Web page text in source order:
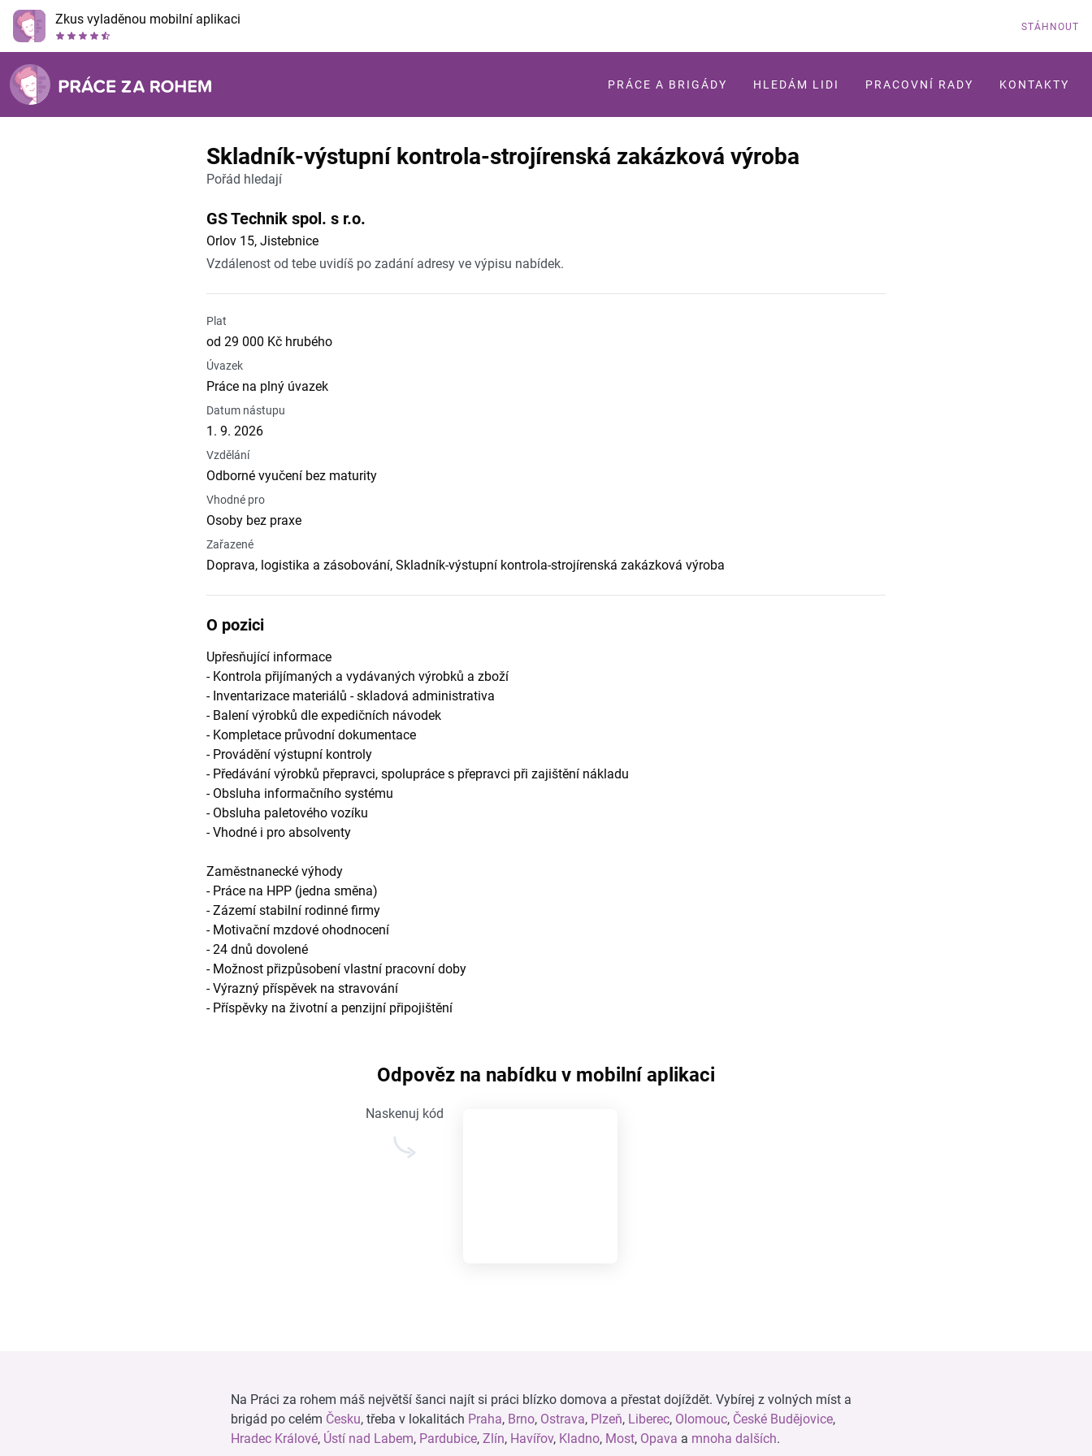
Zkus vyladěnou mobilní aplikaci STÁHNOUT
PRÁCE A BRIGÁDY HLEDÁM LIDI PRACOVNÍ RADY KONTAKTY
Skladník-výstupní kontrola-strojírenská zakázková výroba
Pořád hledají
GS Technik spol. s r.o.
Orlov 15, Jistebnice
Vzdálenost od tebe uvidíš po zadání adresy ve výpisu nabídek.
Plat
od 29 000 Kč hrubého
Úvazek
Práce na plný úvazek
Datum nástupu
1. 9. 2026
Vzdělání
Odborné vyučení bez maturity
Vhodné pro
Osoby bez praxe
Zařazené
Doprava, logistika a zásobování, Skladník-výstupní kontrola-strojírenská zakázková výroba
O pozici
Upřesňující informace
- Kontrola přijímaných a vydávaných výrobků a zboží
- Inventarizace materiálů - skladová administrativa
- Balení výrobků dle expedičních návodek
- Kompletace průvodní dokumentace
- Provádění výstupní kontroly
- Předávání výrobků přepravci, spolupráce s přepravci při zajištění nákladu
- Obsluha informačního systému
- Obsluha paletového vozíku
- Vhodné i pro absolventy
Zaměstnanecké výhody
- Práce na HPP (jedna směna)
- Zázemí stabilní rodinné firmy
- Motivační mzdové ohodnocení
- 24 dnů dovolené
- Možnost přizpůsobení vlastní pracovní doby
- Výrazný příspěvek na stravování
- Příspěvky na životní a penzijní připojištění
Odpověz na nabídku v mobilní aplikaci
Naskenuj kód
Na Práci za rohem máš největší šanci najít si práci blízko domova a přestat dojíždět. Vybírej z volných míst a
brigád po celém Česku, třeba v lokalitách Praha, Brno, Ostrava, Plzeň, Liberec, Olomouc, České Budějovice,
Hradec Králové, Ústí nad Labem, Pardubice, Zlín, Havířov, Kladno, Most, Opava a mnoha dalších.